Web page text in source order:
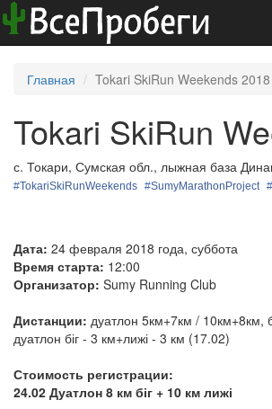
Главная Tokari SkiRun Weekends 2018
Tokari SkiRun
с. Токари, Сумская обл., лыжная база
#TokariSkiRunWeekends #SumyMarathonProject #
Дата: 24 февраля 2018 года, суббота
Время старта: 12:00
Организатор: Sumy Running Club
Дистанции: дуатлон 5км+7км / 10км+8км,
дуатлон біг - 3 км+лижі - 3 км (17.02)
Стоимость регистрации:
24.02 Дуатлон 8 км біг + 10 км лижі